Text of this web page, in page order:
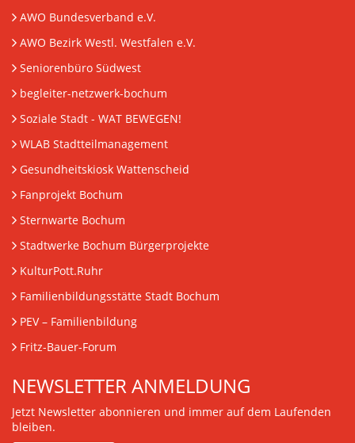
AWO Bundesverband e.V.
AWO Bezirk Westl. Westfalen e.V.
Seniorenbüro Südwest
begleiter-netzwerk-bochum
Soziale Stadt - WAT BEWEGEN!
WLAB Stadtteilmanagement
Gesundheitskiosk Wattenscheid
Fanprojekt Bochum
Sternwarte Bochum
Stadtwerke Bochum Bürgerprojekte
KulturPott.Ruhr
Familienbildungsstätte Stadt Bochum
PEV– Familienbildung
Fritz-Bauer-Forum
NEWSLETTER ANMELDUNG
Jetzt Newsletter abonnieren und immer auf dem Laufenden
bleiben.